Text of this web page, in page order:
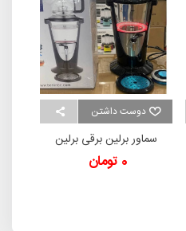
دوست داشتن
سماور برلین برقی برلین
مدل BE-1235
0 تومان